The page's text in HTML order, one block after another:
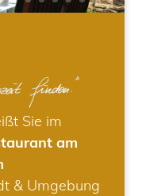
Sie im
am
& Umgebung